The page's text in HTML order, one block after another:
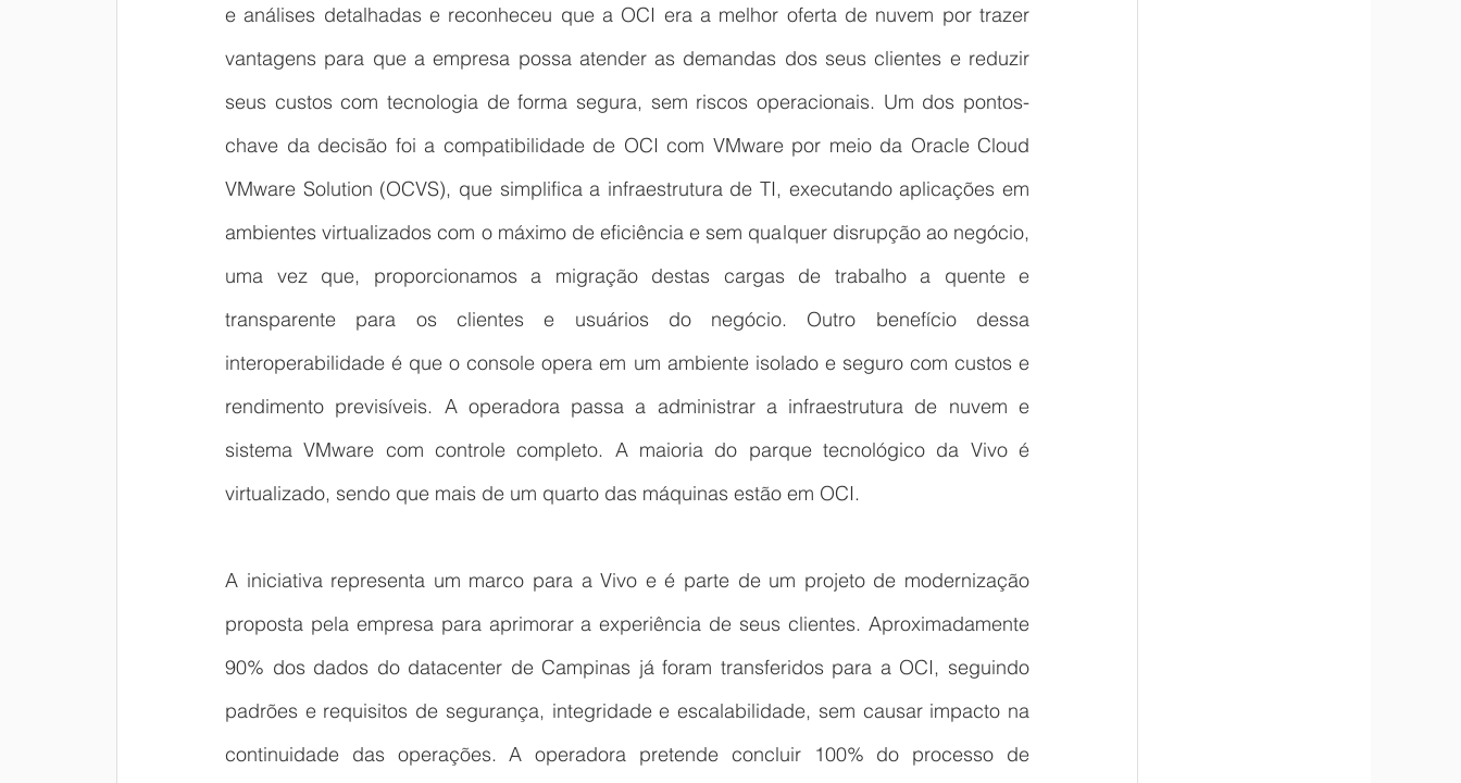
e análises detalhadas e reconheceu que a OCI era a melhor oferta de nuvem por trazer
vantagens para que a empresa possa atender as demandas dos seus clientes e reduzir
seus custos com tecnologia de forma segura, sem riscos operacionais. Um dos pontos-
chave da decisão foi a compatibilidade de OCI com VMware por meio da Oracle Cloud
VMware Solution (OCVS), que simplifica a infraestrutura de TI, executando aplicações em
ambientes virtualizados com o máximo de eficiência e sem qualquer disrupção ao negócio,
uma vez que, proporcionamos a migração destas cargas de trabalho a quente e
transparente para os clientes e usuários do negócio. Outro benefício dessa
interoperabilidade é que o console opera em um ambiente isolado e seguro com custos e
rendimento previsíveis. A operadora passa a administrar a infraestrutura de nuvem e
sistema VMware com controle completo. A maioria do parque tecnológico da Vivo é
virtualizado, sendo que mais de um quarto das máquinas estão em OCI.
A iniciativa representa um marco para a Vivo e é parte de um projeto de modernização
proposta pela empresa para aprimorar a experiência de seus clientes. Aproximadamente
90% dos dados do datacenter de Campinas já foram transferidos para a OCI, seguindo
padrões e requisitos de segurança, integridade e escalabilidade, sem causar impacto na
continuidade das operações. A operadora pretende concluir 100% do processo de